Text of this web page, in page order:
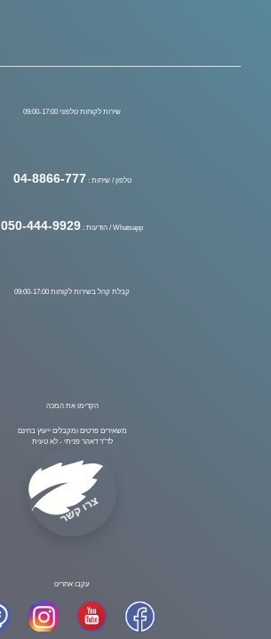
שירות לקוחות טלפוני 09:00-17:00
טלפון / שיחות : 04-8866-777
Whatsapp / הודעות : 050-444-9929
קבלת קהל בשירות לקוחות 09:00-17:00
הקדימו את המכה
משאירים פרטים ומקבלים ייעוץ בחינם
לד"ר דאהר פניתי - לא טעית
צרו קשר
עקבו אחרינו